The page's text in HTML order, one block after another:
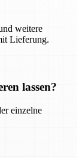
weitere
Lieferung.
lassen?
einzelne